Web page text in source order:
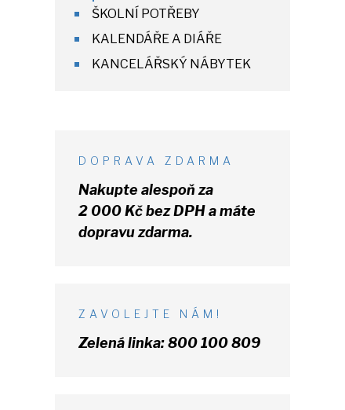
ŠKOLNÍ POTŘEBY
KALENDÁŘE A DIÁŘE
KANCELÁŘSKÝ NÁBYTEK
DOPRAVA ZDARMA
Nakupte alespoň za
2 000 Kčbez DPHa máte
dopravu zdarma.
ZAVOLEJTE NÁM!
Zelená linka:800 100 809